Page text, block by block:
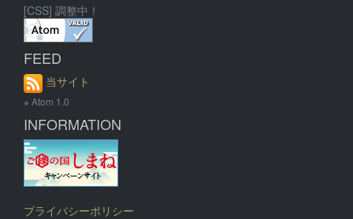
[CSS] 調整中！
FEED
当サイト
※ Atom 1.0
INFORMATION
プライバシーポリシー